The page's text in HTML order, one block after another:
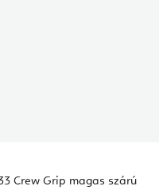
Crew Grip magas szárú